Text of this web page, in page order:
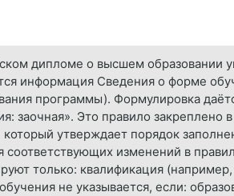
дипломе о высшем образовании
информация Сведения о форме
программы). Формулировка
заочная». Это правило закреплено
утверждает порядок
изменений в
только: квалификация
не указывается, если: